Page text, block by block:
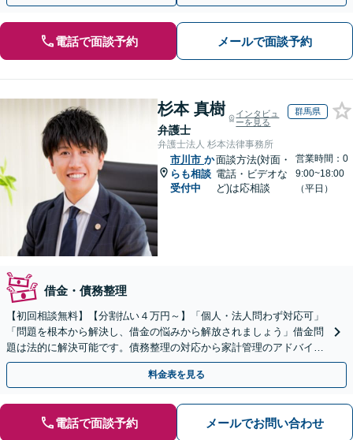
電話で面談予約 メールで面談予約
杉本 真樹
弁護士
インタビュ
ーを見る
群馬県
弁護士法人 杉本法律事務所
市川市 か
らも相談
受付中
面談方法(対面・
電話・ビデオな
ど)は応相談
営業時間：0
9:00~18:00
（平日）
借金・債務整理
【初回相談無料】【分割払い４万円～】「個人・法人問わず対応可」
「問題を根本から解決し、借金の悩みから解放されましょう」借金問
題は法的に解決可能です。債務整理の対応から家計管理のアドバイス
まで一貫してサポ―ト【休日・夜間相談可】
料金表を見る
電話で面談予約 メールでお問い合わせ